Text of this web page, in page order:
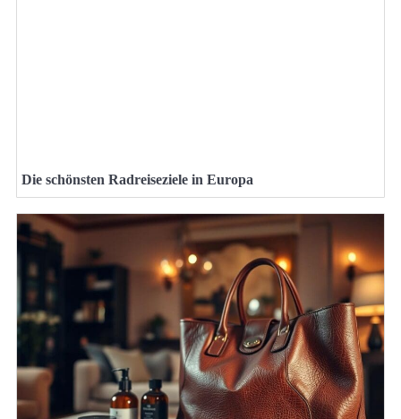
Die schönsten Radreiseziele in Europa